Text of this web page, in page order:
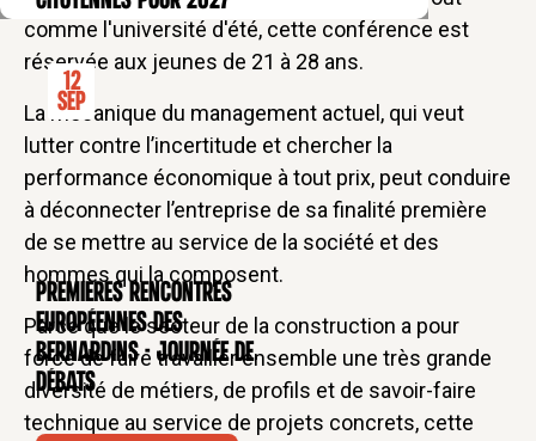
CONFÉRENCE
12
Sep
Premières rencontres
européennes des
Bernardins - Journée de
débats
comme l'université d'été, cette conférence est
réservée aux jeunes de 21 à 28 ans.
La mécanique du management actuel, qui veut
lutter contre l’incertitude et chercher la
performance économique à tout prix, peut conduire
à déconnecter l’entreprise de sa finalité première
de se mettre au service de la société et des
hommes qui la composent.
Parce que le secteur de la construction a pour
force de faire travailler ensemble une très grande
diversité de métiers, de profils et de savoir-faire
technique au service de projets concrets, cette